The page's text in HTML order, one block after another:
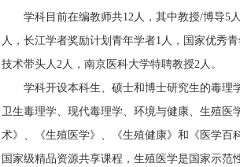
学科目前在编教师共12人，其中教授/博导5
人，长江学者奖励计划青年学者1 人，国家优秀
技术带头人2人，南京医科大学特聘教授2人。
学科开设本科生、硕士和博士研究生的毒理
卫生毒理学、现代毒理学、环境与健康、生殖
术》、《生殖医学》、《生殖健康》和《医学百
国家级精品资源共享课程，生殖医学是国家示